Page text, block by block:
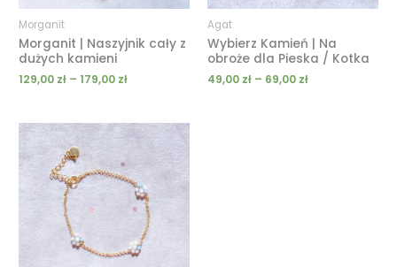
Morganit
Morganit | Naszyjnik cały z
dużych kamieni
129,00 zł – 179,00 zł
Agat
Wybierz Kamień | Na
obroże dla Pieska / Kotka
49,00 zł – 69,00 zł